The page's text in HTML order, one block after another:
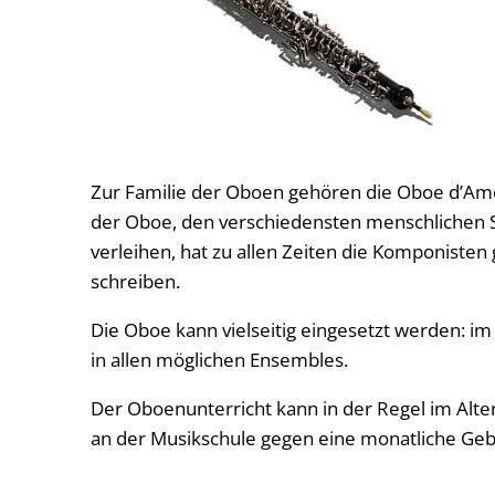
Zur Familie der Oboen gehören die Oboe
der Oboe, den verschiedensten
verleihen, hat zu allen Zeiten die
schreiben.
Die Oboe kann vielseitig eingesetzt werden:
in allen möglichen Ensembles.
Der Oboenunterricht kann in der Regel im
an der Musikschule gegen eine monatliche